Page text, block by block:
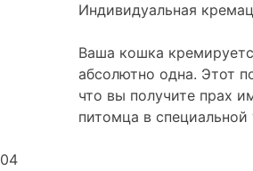
Индивидуальная
Ваша кошка
абсолютно одна. Этот
что вы получите прах
питомца в специальной
04